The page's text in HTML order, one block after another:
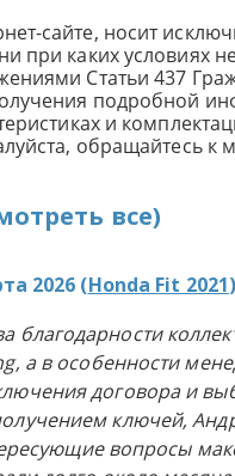
сайте, носит
при каких условиях
Статьи 437
подробной
и
обращайтесь к
все)
2026 (Honda Fit 2021
благодарности
а в особенности
договора и
ключей,
вопросы